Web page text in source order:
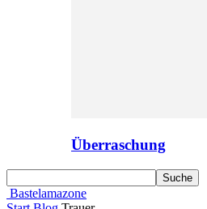
Überraschung
Bastelamazone